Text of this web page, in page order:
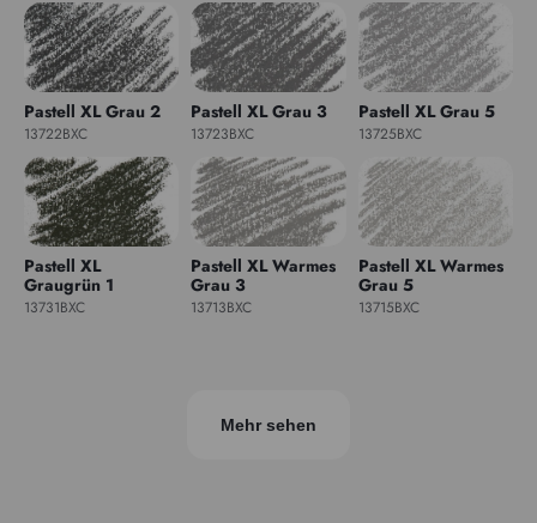
Pastell XL Grau 2
13722BXC
Pastell XL Grau 3
13723BXC
Pastell XL Grau 5
13725BXC
Pastell XL
Graugrün 1
13731BXC
Pastell XL Warmes
Grau 3
13713BXC
Pastell XL Warmes
Grau 5
13715BXC
Mehr sehen